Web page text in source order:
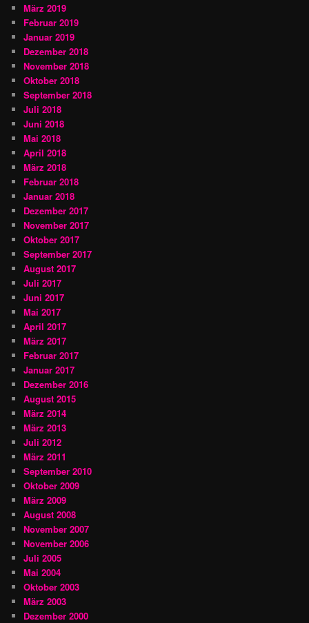
März 2019
Februar 2019
Januar 2019
Dezember 2018
November 2018
Oktober 2018
September 2018
Juli 2018
Juni 2018
Mai 2018
April 2018
März 2018
Februar 2018
Januar 2018
Dezember 2017
November 2017
Oktober 2017
September 2017
August 2017
Juli 2017
Juni 2017
Mai 2017
April 2017
März 2017
Februar 2017
Januar 2017
Dezember 2016
August 2015
März 2014
März 2013
Juli 2012
März 2011
September 2010
Oktober 2009
März 2009
August 2008
November 2007
November 2006
Juli 2005
Mai 2004
Oktober 2003
März 2003
Dezember 2000